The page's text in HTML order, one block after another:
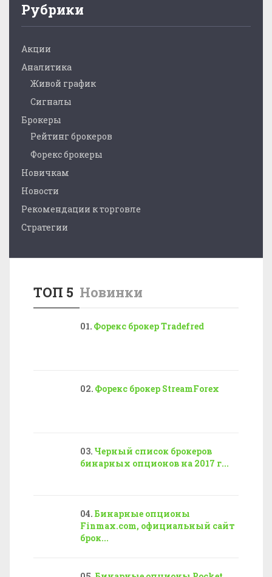
Рубрики
Акции
Аналитика
Живой график
Сигналы
Брокеры
Рейтинг брокеров
Форекс брокеры
Новичкам
Новости
Рекомендации к торговле
Стратегии
ТОП 5 Новинки
Форекс брокер Tradefred
Форекс брокер StreamForex
Черный список брокеров
бинарных опционов на 2017 г...
Бинарные опционы
Finmax.com, официальный сайт
брок...